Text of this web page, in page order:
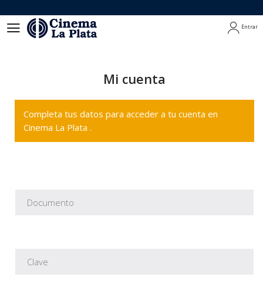
Entrar
Mi cuenta
Completa tus datos para acceder a tu cuenta en
Cinema La Plata .